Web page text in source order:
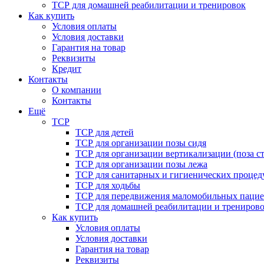
ТСР для домашней реабилитации и тренировок
Как купить
Условия оплаты
Условия доставки
Гарантия на товар
Реквизиты
Кредит
Контакты
О компании
Контакты
Ещё
ТСР
ТСР для детей
ТСР для организации позы сидя
ТСР для организации вертикализации (поза
ТСР для организации позы лежа
ТСР для санитарных и гигиенических
ТСР для ходьбы
ТСР для передвижения маломобильных
ТСР для домашней реабилитации и
Как купить
Условия оплаты
Условия доставки
Гарантия на товар
Реквизиты